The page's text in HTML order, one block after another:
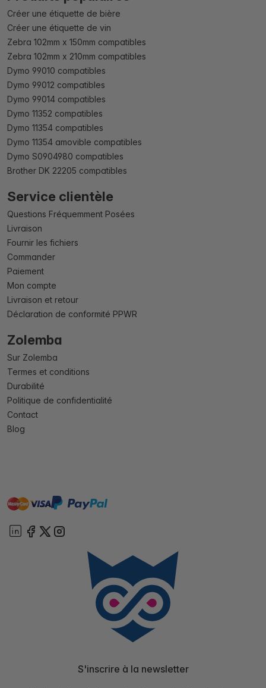
Créer une étiquette de bière
Créer une étiquette de vin
Zebra 102mm x 150mm compatibles
Zebra 102mm x 210mm compatibles
Dymo 99010 compatibles
Dymo 99012 compatibles
Dymo 99014 compatibles
Dymo 11352 compatibles
Dymo 11354 compatibles
Dymo 11354 amovible compatibles
Dymo S0904980 compatibles
Brother DK 22205 compatibles
Service clientèle
Questions Fréquemment Posées
Livraison
Fournir les fichiers
Commander
Paiement
Mon compte
Livraison et retour
Déclaration de conformité PPWR
Zolemba
Sur Zolemba
Termes et conditions
Durabilité
Politique de confidentialité
Contact
Blog
mastervisa paypal
S'inscrire à la newsletter